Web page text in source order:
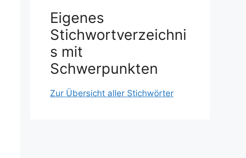
Eigenes
Stichwortverzeichni
s mit
Schwerpunkten
Zur Übersicht aller Stichwörter